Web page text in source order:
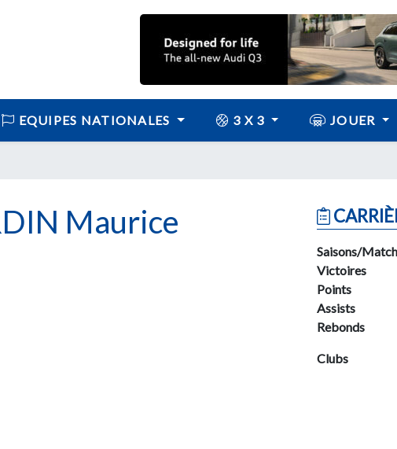
EQUIPES NATIONALES 3 X 3 JOUER
Maurice
Saisons/
Victoires
Points
Assists
Rebonds
Clubs